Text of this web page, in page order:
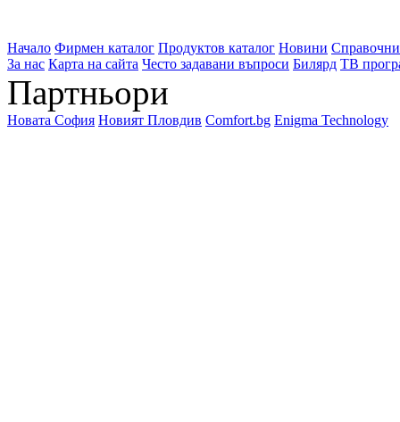
Начало Фирмен каталог Продуктов каталог Новини
За нас Карта на сайта Често задавани въпроси Билярд ТВ
Партньори
Новата София Новият Пловдив Comfort.bg Enigma Technology